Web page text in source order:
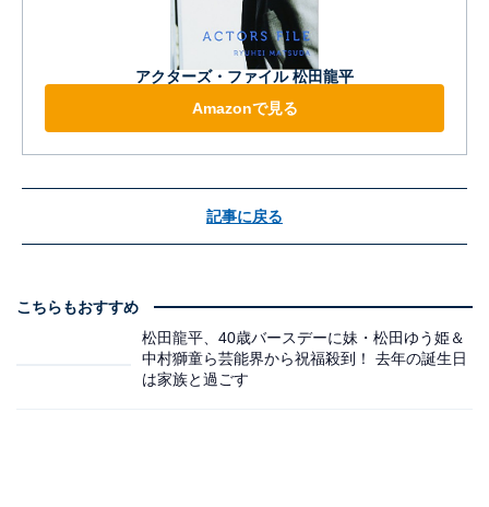
アクターズ・ファイル 松田龍平
Amazonで見る
記事に戻る
こちらもおすすめ
松田龍平、40歳バースデーに妹・松田ゆう姫＆
中村獅童ら芸能界から祝福殺到！ 去年の誕生日
は家族と過ごす